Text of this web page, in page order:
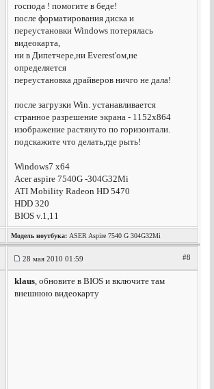
господа ! помогите в беде!
после форматирования диска и
переустановки Windows потерялась
видеокарта,
ни в Дипетчере,ни Everest'ом,не
определяется
переустановка драйверов ничго не дала!
после загрузки Win. устанавливается
странное разрешение экрана - 1152х864
изображение растянуто по горизонтали.
подскажите что делать,где рыть!
Windows7 x64
Acer aspire 7540G -304G32Mi
ATI Mobility Radeon HD 5470
HDD 320
BIOS v.1,11
Модель ноутбука: ASER Aspire 7540 G 304G32Mi
28 мая 2010 01:59 #8
klaus, обновите в BIOS и включите там
внешнюю видеокарту